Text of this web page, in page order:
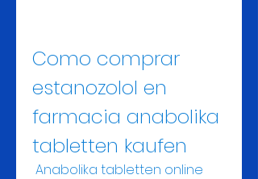
Como comprar
estanozolol en
farmacia anabolika
tabletten kaufen